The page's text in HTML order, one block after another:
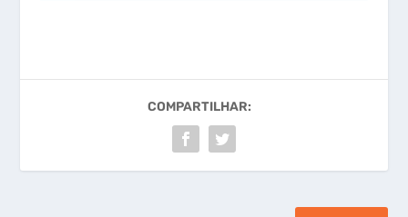
COMPARTILHAR: